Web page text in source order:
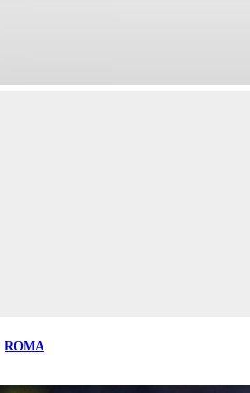
ROMA